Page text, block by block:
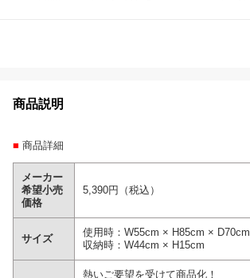
商品説明
■ 商品詳細
メーカー
希望小売
価格
5,390円（税込）
サイズ
使用時：W55cm × H85cm × D70cm
収納時：W44cm × H15cm
熱いご要望を受けて商品化！